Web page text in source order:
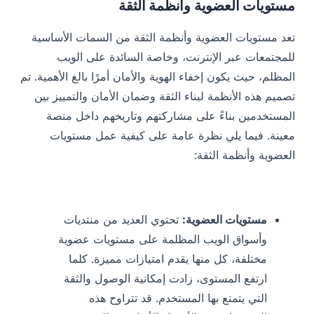
مستويات العضوية وأنظمة الثقة
تعد مستويات العضوية وأنظمة الثقة من السمات الأساسية
للمجتمعات عبر الإنترنت، وخاصة السائدة على الويب
المظلم، حيث يكون إخفاء الهوية والأمان أمرًا بالغ الأهمية. تم
تصميم هذه الأنظمة لبناء الثقة وضمان الأمان والتمييز بين
المستخدمين بناءً على مشاركتهم وتاريخهم داخل منصة
معينة. فيما يلي نظرة عامة على كيفية عمل مستويات
العضوية وأنظمة الثقة:
مستويات العضوية: تحتوي العديد من منتديات
وأسواق الويب المظلمة على مستويات عضوية
مختلفة، كل منها يقدم امتيازات مميزة. كلما
ارتفع المستوى، زادت إمكانية الوصول والثقة
التي يتمتع بها المستخدم. قد تتراوح هذه